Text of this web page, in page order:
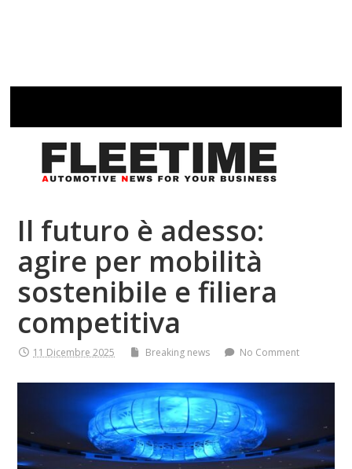
Il futuro è adesso:
agire per mobilità
sostenibile e filiera
competitiva
11 Dicembre 2025 Breaking news No Comment